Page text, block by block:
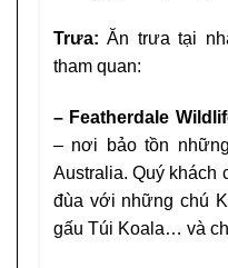
Trưa:Ăn trưa tại
tham quan:
– Featherdale
– nơi bảo tồn
Australia. Quý khách
đùa với những chú
gấu Túi Koala… và